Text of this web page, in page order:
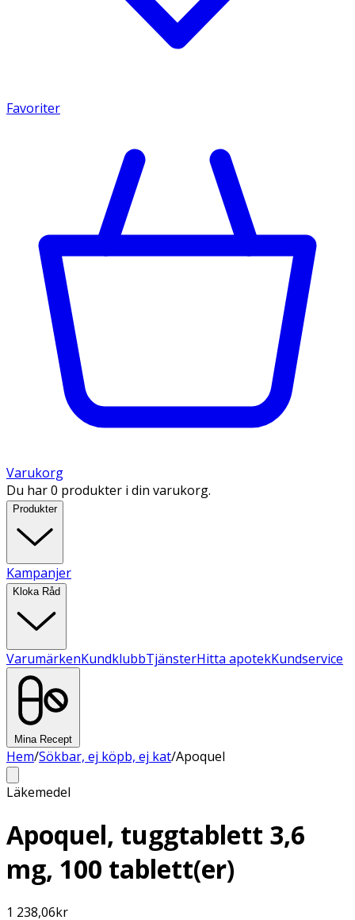
Favoriter
Varukorg
Du har 0 produkter i din varukorg.
Produkter
Kampanjer
Kloka Råd
VarumärkenKundklubbTjänsterHitta apotekKundservice
Mina Recept
Hem/Sökbar, ej köpb, ej kat/Apoquel
Läkemedel
Apoquel, tuggtablett 3,6
mg, 100 tablett(er)
1 238,06kr